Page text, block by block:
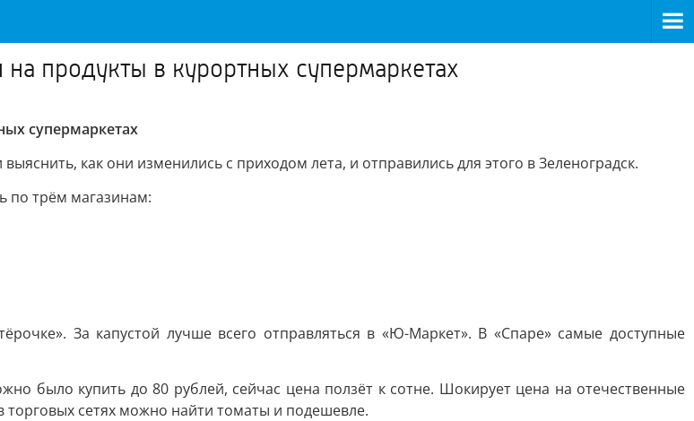
продукты в курортных супермаркетах
супермаркетах
как они изменились с приходом лета, и отправились для этого в Зеленоградск.
по трём магазинам:
За капустой лучше всего отправляться в «Ю-Маркет». В «Спаре» самые доступные
было купить до 80 рублей, сейчас цена ползёт к сотне. Шокирует цена на отечественные
сетях можно найти томаты и подешевле.